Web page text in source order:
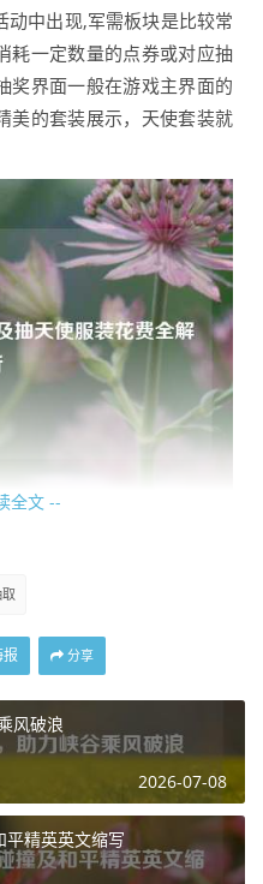
动中出现,军需板块是比较常
耗一定数量的点券或对应抽
奖界面一般在游戏主界面的
美的套装展示，天使套装就
，玩家需要密切关注游戏内
获取,比如与某些知名品牌
天使套装作为特别奖励放置
这些合作活动，完成相应
,玩家需时刻留意军需活动、
找到对应的抽取位置，说
囊中，在游戏中展现独特魅
全文 --
分享
风破浪
2026-07-08
平精英英文缩写